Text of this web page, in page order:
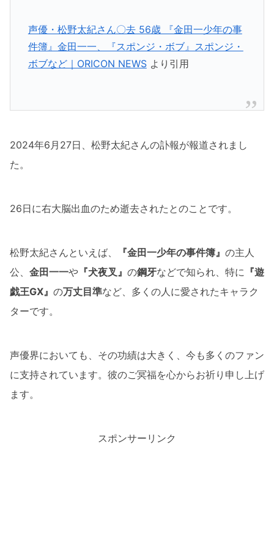
声優・松野太紀さん〇去 56歳 『金田一少年の事
件簿』金田一一、『スポンジ・ボブ』スポンジ・
ボブなど｜ORICON NEWSより引用
2024年6月27日、松野太紀さんの訃報が報道されまし
た。
26日に右大脳出血のため逝去されたとのことです。
松野太紀さんといえば、 『金田一少年の事件簿』 の主人
公、 金田一一や 『犬夜叉』 の鋼牙などで知られ、特に 『遊
戯王GX』 の万丈目準など、多くの人に愛されたキャラク
ターです。
声優界においても、その功績は大きく、今も多くのファン
に支持されています。彼のご冥福を心からお祈り申し上げ
ます。
スポンサーリンク